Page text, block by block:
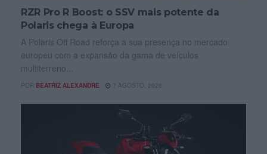
RZR Pro R Boost: o SSV mais potente da
Polaris chega à Europa
A Polaris Off Road reforça a sua presença no mercado
europeu com a expansão da gama de veículos
multiterreno...
POR BEATRIZ ALEXANDRE 7 AGOSTO, 2026